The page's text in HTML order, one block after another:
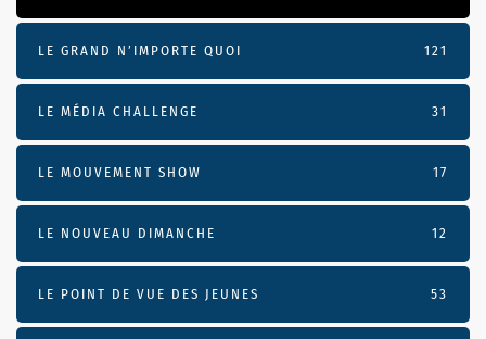
LE GRAND N’IMPORTE QUOI 121
LE MÉDIA CHALLENGE 31
LE MOUVEMENT SHOW 17
LE NOUVEAU DIMANCHE 12
LE POINT DE VUE DES JEUNES 53